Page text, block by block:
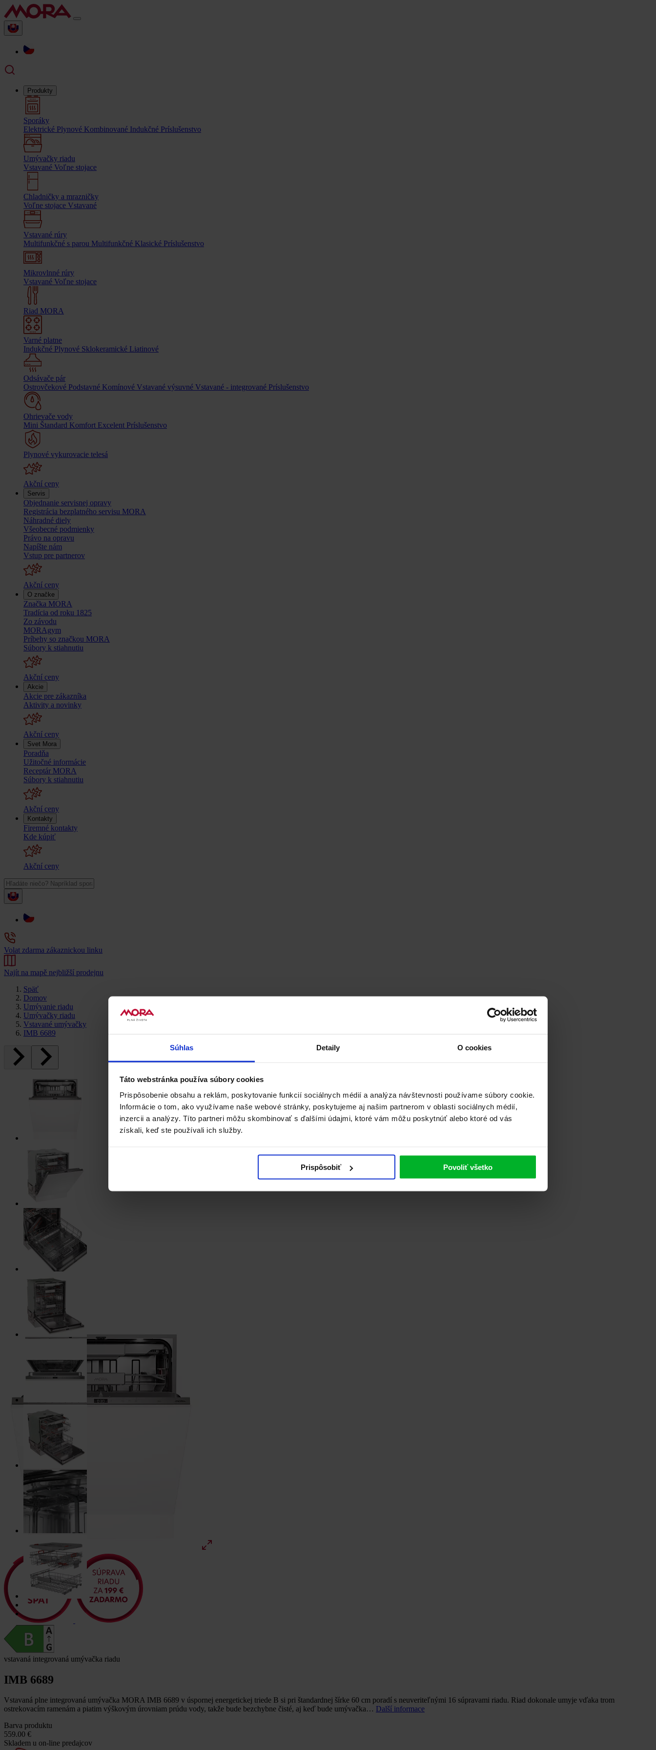
Súhlas Detaily O cookies
Táto webstránka používa súbory cookies
Prispôsobenie obsahu a reklám, poskytovanie funkcií sociálnych médií a analýza návštevnosti používame súbory cookie.
Informácie o tom, ako využívame naše webové stránky, poskytujeme aj našim partnerom v oblasti sociálnych médií,
inzercii a analýzy. Títo partneri môžu skombinovať s ďalšími údajmi, ktoré vám môžu poskytnúť alebo ktoré od vás
získali, keď ste používali ich služby.
Prispôsobiť Povoliť všetko
Produkty
Sporáky
Elektrické Plynové Kombinované Indukčné Príslušenstvo
Umývačky riadu
Vstavané Voľne stojace
Chladničky a mrazničky
Voľne stojace Vstavané
Vstavané rúry
Multifunkčné s parou Multifunkčné Klasické Príslušenstvo
Mikrovlnné rúry
Vstavané Voľne stojace
Riad MORA
Varné platne
Indukčné Plynové Sklokeramické Liatinové
Odsávače pár
Ostrovčekové Podstavné Komínové Vstavané výsuvné Vstavané - integrované Príslušenstvo
Ohrievače vody
Mini Štandard Komfort Excelent Príslušenstvo
Plynové vykurovacie telesá
Akční ceny
Servis
Objednanie servisnej opravy
Registrácia bezplatného servisu MORA
Náhradné diely
Všeobecné podmienky
Právo na opravu
Napíšte nám
Vstup pre partnerov
Akční ceny
O značke
Značka MORA
Tradícia od roku 1825
Zo závodu
MORAgym
Príbehy so značkou MORA
Súbory k stiahnutiu
Akční ceny
Akcie
Akcie pre zákazníka
Aktivity a novinky
Akční ceny
Svet Mora
Poradňa
Užitočné informácie
Receptár MORA
Súbory k stiahnutiu
Akční ceny
Kontakty
Firemné kontakty
Kde kúpiť
Akční ceny
Volat zdarma zákaznickou linku
Najít na mapě nejbližší prodejnu
Späť
Domov
Umývanie riadu
Umývačky riadu
Vstavané umývačky
IMB 6689
vstavaná integrovaná umývačka riadu
IMB 6689
Vstavaná plne integrovaná umývačka MORA IMB 6689 v úspornej energetickej triede B si pri štandardnej šírke 60 cm poradí s neuveriteľnými 16 súpravami riadu. Riad dokonale umyje vďaka trom
ostrekovacím ramenám a piatim výškovým úrovniam prúdu vody, takže bude bezchybne čisté, aj keď bude umývačka… Další informace
Barva produktu
559.00 €
Skladem u on-line predajcov